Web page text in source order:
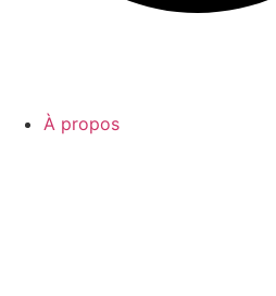
À propos